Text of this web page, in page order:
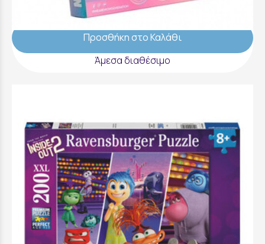
14,99 €
Προσθήκη στο Καλάθι
Άμεσα διαθέσιμο